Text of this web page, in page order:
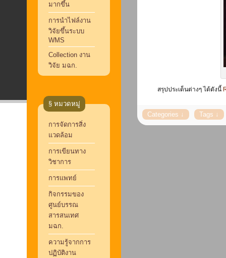
มากขึ้น
การนำไฟล์งาน
วิจัยขึ้นระบบ
WMS
Collection งาน
วิจัย มฉก.
§ หมวดหมู่
การจัดการสิ่ง
แวดล้อม
การเขียนทาง
วิชาการ
การแพทย์
กิจกรรมของ
ศูนย์บรรณ
สารสนเทศ
มฉก.
ความรู้จากการ
ปฏิบัติงาน
สรุปประเด็นต่างๆ ได้ดังนี้